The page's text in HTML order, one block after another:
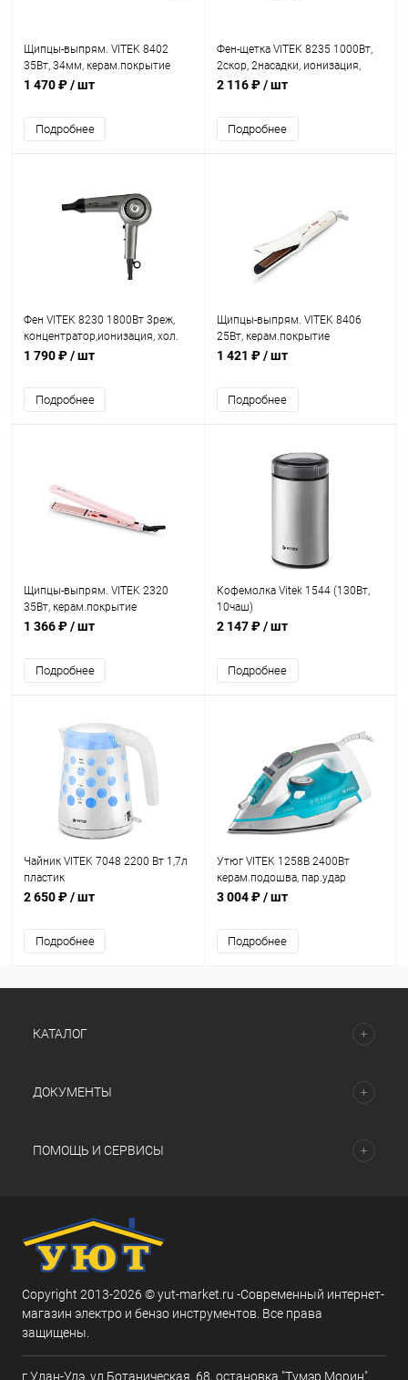
Щипцы-выпрям. VITEK 8402
35Вт, 34мм, керам.покрытие
1 470 ₽/ шт
Подробнее
Фен-щетка VITEK 8235 1000Вт,
2скор, 2насадки, ионизация,
хол.воздух
2 116 ₽/ шт
Подробнее
Фен VITEK 8230 1800Вт 3реж,
концентратор,ионизация, хол.
возд.
1 790 ₽/ шт
Подробнее
Щипцы-выпрям. VITEK 8406
25Вт, керам.покрытие
1 421 ₽/ шт
Подробнее
Щипцы-выпрям. VITEK 2320
35Вт, керам.покрытие
1 366 ₽/ шт
Подробнее
Кофемолка Vitek 1544 (130Вт,
10чаш)
2 147 ₽/ шт
Подробнее
Чайник VITEK 7048 2200 Вт 1,7л
пластик
2 650 ₽/ шт
Подробнее
Утюг VITEK 1258B 2400Вт
керам.подошва, пар.удар
3 004 ₽/ шт
Подробнее
КАТАЛОГ
ДОКУМЕНТЫ
ПОМОЩЬ И СЕРВИСЫ
Copyright 2013-2026 © yut-market.ru -Современный интернет-
магазин электро и бензо инструментов. Все права
защищены.
г.Улан-Удэ, ул.Ботаническая, 68, остановка "Тумэр Морин"